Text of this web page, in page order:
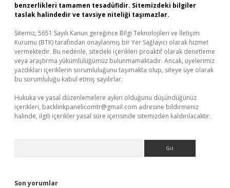
benzerlikleri tamamen tesadüfidir. Sitemizdeki bilgiler
taslak halindedir ve tavsiye niteliği taşımazlar.
Sitemiz, 5651 Sayılı Kanun gereğince Bilgi Teknolojileri ve İletişim
Kurumu (BTK) tarafından onaylanmış bir Yer Sağlayıcı olarak hizmet
vermektedir. Bu nedenle, sitedeki içerikleri proaktif olarak denetleme
veya araştırma yükümlülüğümüz bulunmamaktadır. Ancak, üyelerimiz
yazdıkları içeriklerin sorumluluğunu taşımakta olup, siteye üye olarak
bu sorumluluğu kabul etmiş sayılırlar.
Hukuka ve yasal düzenlemelere aykırı olduğunu düşündüğünüz
içerikleri, backlinkpanelicomtr@gmail.com adresine bildirmeniz
halinde, ilgili içerikler yasal süre içerisinde sitemizden kaldırılacaktır.
Son yorumlar